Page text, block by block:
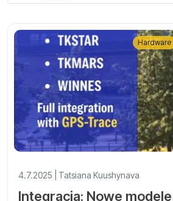
4.7.2025 | Tatsiana Kuushynava
Integracja: Nowe modele
Hardware